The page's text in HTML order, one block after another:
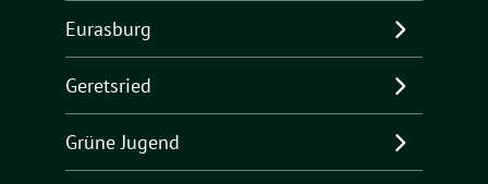
Eurasburg
Geretsried
Grüne Jugend